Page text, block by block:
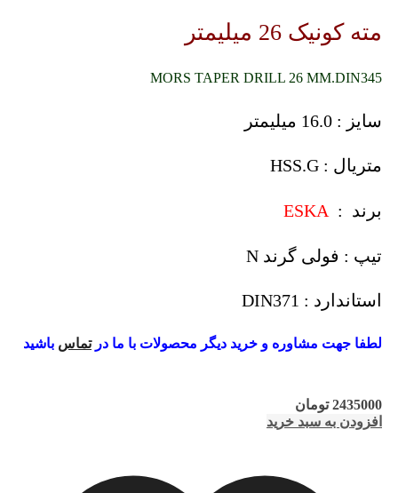
مته کونیک 26 میلیمتر
MORS TAPER DRILL 26 MM.DIN345
سایز : 16.0 میلیمتر
متریال : HSS.G
برند : ESKA
تیپ : فولی گرند N
استاندارد : DIN371
لطفا جهت مشاوره و خرید دیگر محصولات با ما درتماس باشید
2435000 تومان
افزودن به سبد خرید